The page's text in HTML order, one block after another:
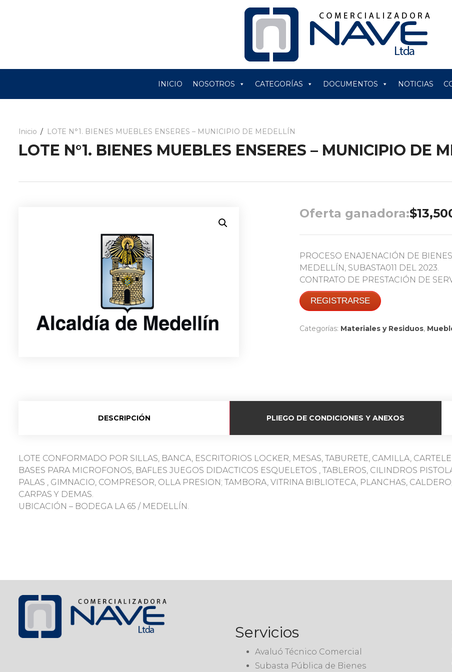
INICIO NOSOTROS CATEGORÍAS DOCUMENTOS NOTICIAS
Inicio LOTE N°1. BIENES MUEBLES ENSERES – MUNICIPIO DE MEDELLÍN
LOTE N°1. BIENES MUEBLES ENSERES – MUNICIPIO DE
Oferta ganadora:$
PROCESO ENAJENACIÓN DE
MEDELLÍN, SUBASTA011 DEL 2023.
CONTRATO DE PRESTACIÓN DE
REGISTRARSE
Categorías: Materiales y Residuos,
DESCRIPCIÓN PLIEGO DE CONDICIONES Y ANEXOS
LOTE CONFORMADO POR SILLAS, BANCA, ESCRITORIOS LOCKER, MESAS, TABURETE, CAMILLA,
BASES PARA MICROFONOS, BAFLES JUEGOS DIDACTICOS ESQUELETOS , TABLEROS, CILINDROS
PALAS , GIMNACIO, COMPRESOR, OLLA PRESION; TAMBORA, VITRINA BIBLIOTECA, PLANCHAS,
CARPAS Y DEMAS.
UBICACIÓN – BODEGA LA 65 / MEDELLÍN.
Servicios
Avaluó Técnico Comercial
Subasta Pública de Bienes